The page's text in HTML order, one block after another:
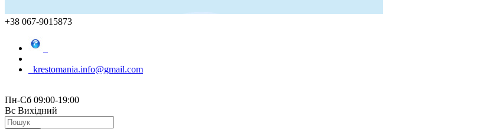
+38 067-9015873
krestomania.info@gmail.com
Пн-Сб 09:00-19:00
Вс Вихідний